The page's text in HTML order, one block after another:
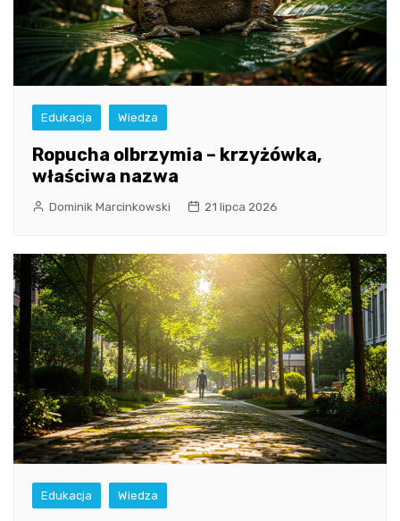
Edukacja Wiedza
Ropucha olbrzymia – krzyżówka,
właściwa nazwa
Dominik Marcinkowski 21 lipca 2026
Edukacja Wiedza